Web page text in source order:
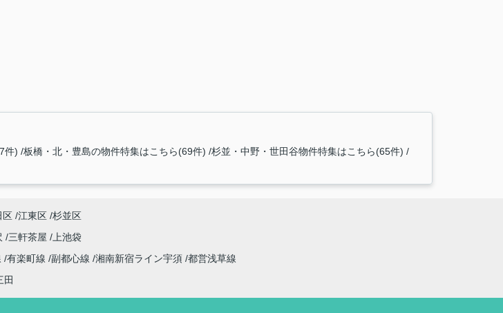
件) 板橋・北・豊島の物件特集はこちら(69件) 杉並・中野・世田谷物件特集はこちら(65件)
区 江東区 杉並区
三軒茶屋
上池袋
有楽町線 副都心線 湘南新宿ライン宇須 都営浅草線
田